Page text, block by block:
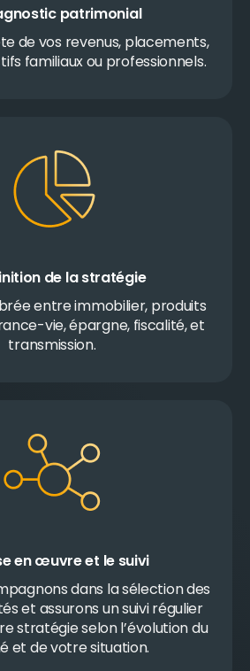
patrimonial
de vos revenus, placements,
familiaux ou professionnels.
de la stratégie
entre immobilier, produits
vie, épargne, fiscalité, et
transmission.
en œuvre et le suivi
dans la sélection des
et assurons un suivi régulier
stratégie selon l’évolution du
et de votre situation.